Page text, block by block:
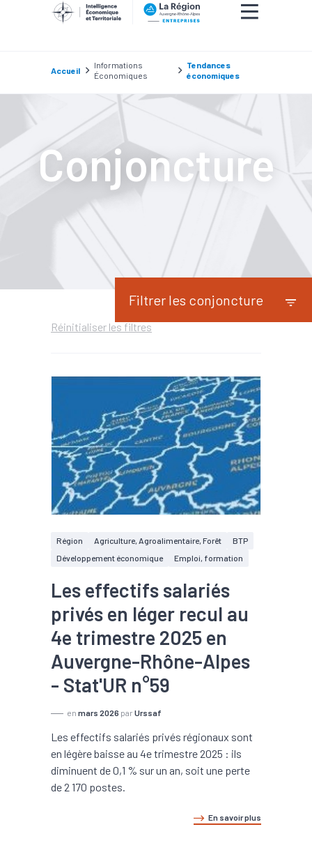
Accueil
Informations
Économiques
Tendances
économiques
Conjoncture
Filtrer les conjoncture
Réinitialiser les filtres
Région Agriculture, Agroalimentaire, Forêt
BTP
Développement économique
Emploi, formation
Les effectifs salariés
privés en léger recul au
4e trimestre 2025 en
Auvergne-Rhône-Alpes
- Stat'UR n°59
en mars 2026 par Urssaf
Les effectifs salariés privés régionaux sont
en légère baisse au 4e trimestre 2025 : ils
diminuent de 0,1 % sur un an, soit une perte
de 2 170 postes.
En savoir plus